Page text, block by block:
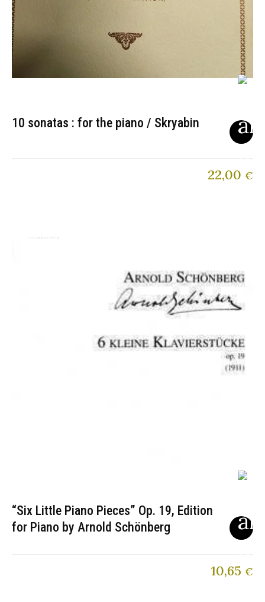
10 sonatas : for the piano / Skryabin
22,00 €
“Six Little Piano Pieces” Op. 19, Edition
for Piano by Arnold Schönberg
10,65 €